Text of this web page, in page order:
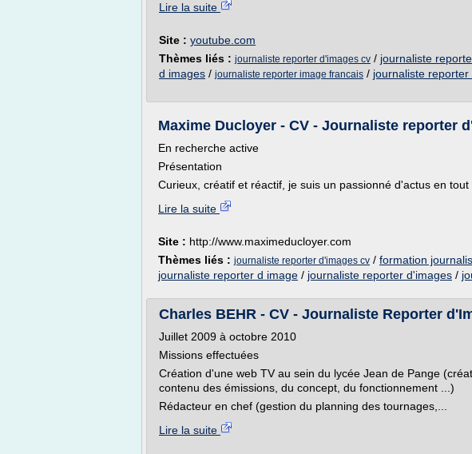
Lire la suite
Site : youtube.com
Thèmes liés : journaliste reporter d'images cv / journaliste
d images / journaliste reporter image francais / journaliste reporter
Maxime Ducloyer - CV - Journaliste reporter
En recherche active
Présentation
Curieux, créatif et réactif, je suis un passionné d'actus en tout
Lire la suite
Site : http://www.maximeducloyer.com
Thèmes liés : journaliste reporter d'images cv / formation
journaliste reporter d image / journaliste reporter d'images /
Charles BEHR - CV - Journaliste Reporter
Juillet 2009 à octobre 2010
Missions effectuées
Création d'une web TV au sein du lycée Jean de Pange
contenu des émissions, du concept, du fonctionnement ...)
Rédacteur en chef (gestion du planning des tournages,...
Lire la suite